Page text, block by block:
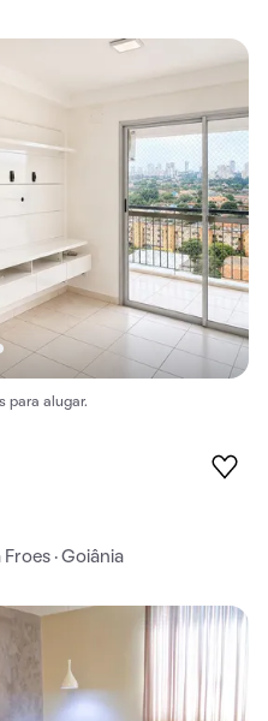
para alugar.
· Goiânia